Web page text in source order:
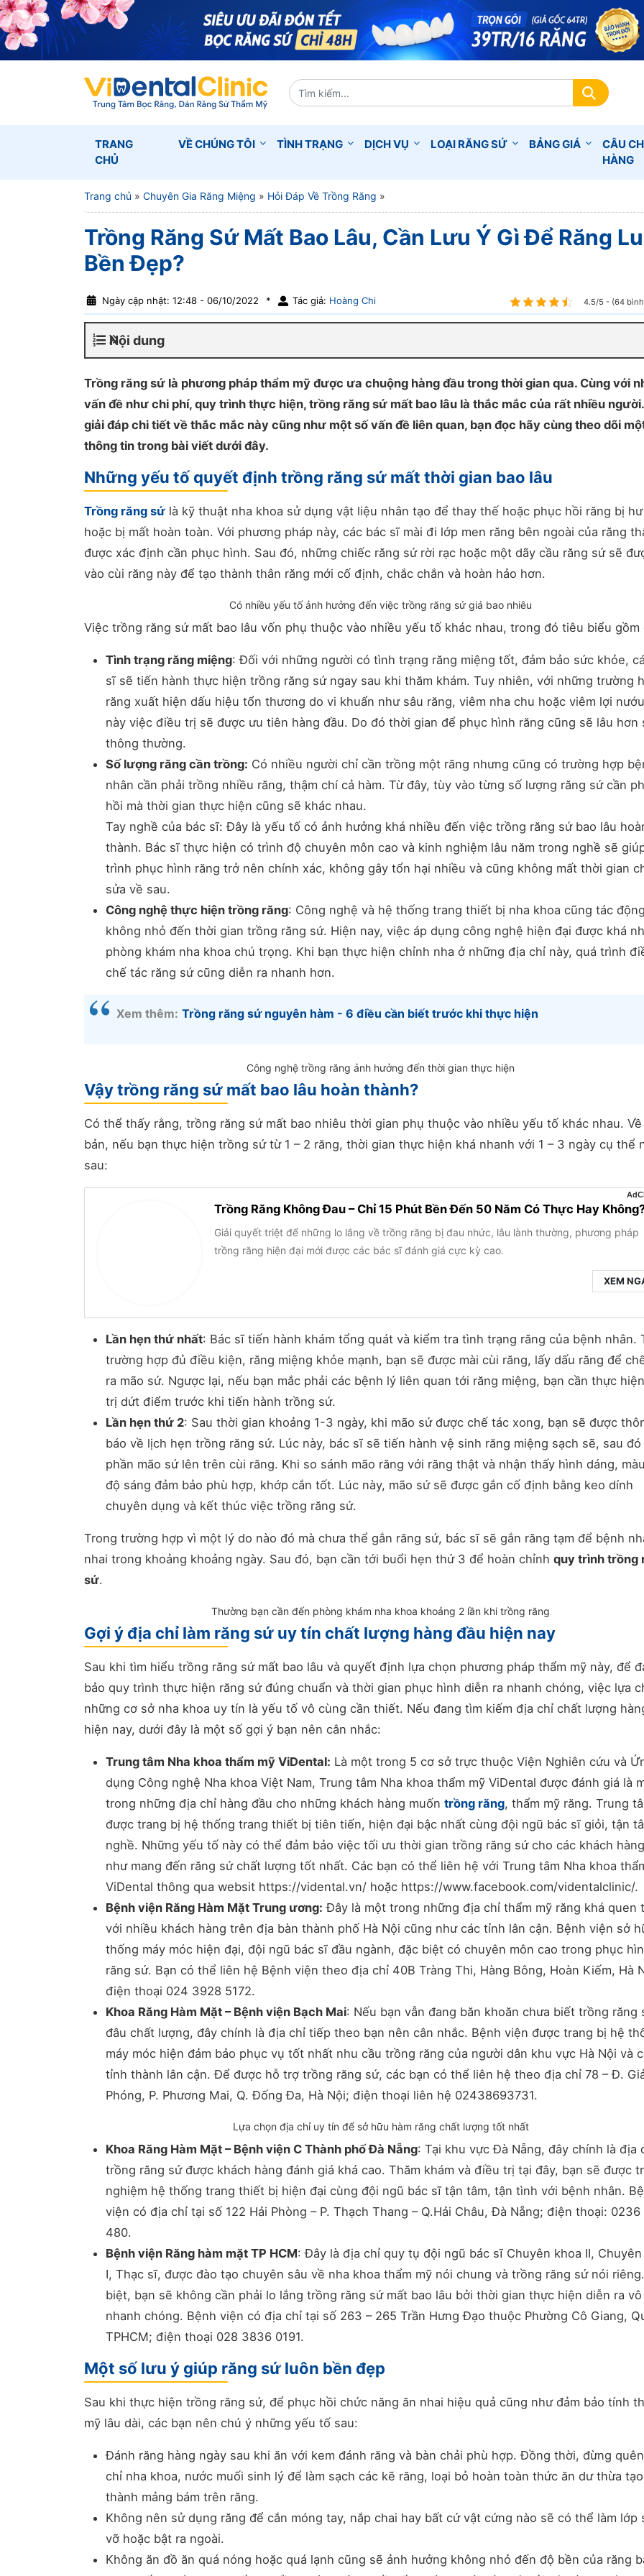
TRANG
CHỦ
VỀ CHÚNG TÔI TÌNH TRẠNG DỊCH VỤ LOẠI RĂNG SỨ BẢNG GIÁ
CÂU
HÀNG
Trang chủ » Chuyên Gia Răng Miệng » Hỏi Đáp Về Trồng Răng »
Trồng Răng Sứ Mất Bao Lâu, Cần Lưu Ý Gì Để Răng
Bền Đẹp?
Ngày cập nhật: 12:48 - 06/10/2022 * Tác giả: Hoàng Chi 4.5/5 - (64
Nội dung
Trồng răng sứ là phương pháp thẩm mỹ được ưa chuộng hàng đầu trong thời gian qua. Cùng với
vấn đề như chi phí, quy trình thực hiện, trồng răng sứ mất bao lâu là thắc mắc của rất nhiều
giải đáp chi tiết về thắc mắc này cũng như một số vấn đề liên quan, bạn đọc hãy cùng theo dõi
thông tin trong bài viết dưới đây.
Những yếu tố quyết định trồng răng sứ mất thời gian bao lâu
Trồng răng sứ là kỹ thuật nha khoa sử dụng vật liệu nhân tạo để thay thế hoặc phục hồi răng bị
hoặc bị mất hoàn toàn. Với phương pháp này, các bác sĩ mài đi lớp men răng bên ngoài của răng
được xác định cần phục hình. Sau đó, những chiếc răng sứ rời rạc hoặc một dãy cầu răng sứ sẽ
vào cùi răng này để tạo thành thân răng mới cố định, chắc chắn và hoàn hảo hơn.
Có nhiều yếu tố ảnh hưởng đến việc trồng răng sứ giá bao nhiêu
Việc trồng răng sứ mất bao lâu vốn phụ thuộc vào nhiều yếu tố khác nhau, trong đó tiêu biểu gồm
Tình trạng răng miệng: Đối với những người có tình trạng răng miệng tốt, đảm bảo sức khỏe,
sĩ sẽ tiến hành thực hiện trồng răng sứ ngay sau khi thăm khám. Tuy nhiên, với những trường
răng xuất hiện dấu hiệu tổn thương do vi khuẩn như sâu răng, viêm nha chu hoặc viêm lợi
này việc điều trị sẽ được ưu tiên hàng đầu. Do đó thời gian để phục hình răng cũng sẽ lâu hơn
thông thường.
Số lượng răng cần trồng: Có nhiều người chỉ cần trồng một răng nhưng cũng có trường hợp
nhân cần phải trồng nhiều răng, thậm chí cả hàm. Từ đây, tùy vào từng số lượng răng sứ cần
hồi mà thời gian thực hiện cũng sẽ khác nhau.
Tay nghề của bác sĩ: Đây là yếu tố có ảnh hưởng khá nhiều đến việc trồng răng sứ bao lâu
thành. Bác sĩ thực hiện có trình độ chuyên môn cao và kinh nghiệm lâu năm trong nghề sẽ
trình phục hình răng trở nên chính xác, không gây tổn hại nhiều và cũng không mất thời gian
sửa về sau.
Công nghệ thực hiện trồng răng: Công nghệ và hệ thống trang thiết bị nha khoa cũng tác động
không nhỏ đến thời gian trồng răng sứ. Hiện nay, việc áp dụng công nghệ hiện đại được khá
phòng khám nha khoa chú trọng. Khi bạn thực hiện chỉnh nha ở những địa chỉ này, quá trình
chế tác răng sứ cũng diễn ra nhanh hơn.
Xem thêm: Trồng răng sứ nguyên hàm - 6 điều cần biết trước khi thực hiện
Công nghệ trồng răng ảnh hưởng đến thời gian thực hiện
Vậy trồng răng sứ mất bao lâu hoàn thành?
Có thể thấy rằng, trồng răng sứ mất bao nhiêu thời gian phụ thuộc vào nhiều yếu tố khác nhau.
bản, nếu bạn thực hiện trồng sứ từ 1 – 2 răng, thời gian thực hiện khá nhanh với 1 – 3 ngày cụ thể
sau:
Trồng Răng Không Đau – Chỉ 15 Phút Bền Đến 50 Năm Có Thực Hay
Giải quyết triệt để những lo lắng về trồng răng bị đau nhức, lâu lành thường, phương pháp
trồng răng hiện đại mới được các bác sĩ đánh giá cực kỳ cao.
XEM
Lần hẹn thứ nhất: Bác sĩ tiến hành khám tổng quát và kiểm tra tình trạng răng của bệnh nhân.
trường hợp đủ điều kiện, răng miệng khỏe mạnh, bạn sẽ được mài cùi răng, lấy dấu răng để
ra mão sứ. Ngược lại, nếu bạn mắc phải các bệnh lý liên quan tới răng miệng, bạn cần thực
trị dứt điểm trước khi tiến hành trồng sứ.
Lần hẹn thứ 2: Sau thời gian khoảng 1-3 ngày, khi mão sứ được chế tác xong, bạn sẽ được
báo về lịch hẹn trồng răng sứ. Lúc này, bác sĩ sẽ tiến hành vệ sinh răng miệng sạch sẽ, sau
phần mão sứ lên trên cùi răng. Khi so sánh mão răng với răng thật và nhận thấy hình dáng,
độ sáng đảm bảo phù hợp, khớp cắn tốt. Lúc này, mão sứ sẽ được gắn cố định bằng keo dính
chuyên dụng và kết thúc việc trồng răng sứ.
Trong trường hợp vì một lý do nào đó mà chưa thể gắn răng sứ, bác sĩ sẽ gắn răng tạm để bệnh
nhai trong khoảng khoảng ngày. Sau đó, bạn cần tới buổi hẹn thứ 3 để hoàn chỉnh quy trình trồng
sứ.
Thường bạn cần đến phòng khám nha khoa khoảng 2 lần khi trồng răng
Gợi ý địa chỉ làm răng sứ uy tín chất lượng hàng đầu hiện nay
Sau khi tìm hiểu trồng răng sứ mất bao lâu và quyết định lựa chọn phương pháp thẩm mỹ này, để
bảo quy trình thực hiện răng sứ đúng chuẩn và thời gian phục hình diễn ra nhanh chóng, việc lựa
những cơ sở nha khoa uy tín là yếu tố vô cùng cần thiết. Nếu đang tìm kiếm địa chỉ chất lượng
hiện nay, dưới đây là một số gợi ý bạn nên cân nhắc:
Trung tâm Nha khoa thẩm mỹ ViDental: Là một trong 5 cơ sở trực thuộc Viện Nghiên cứu và
dụng Công nghệ Nha khoa Việt Nam, Trung tâm Nha khoa thẩm mỹ ViDental được đánh giá là
trong những địa chỉ hàng đầu cho những khách hàng muốn trồng răng, thẩm mỹ răng. Trung
được trang bị hệ thống trang thiết bị tiên tiến, hiện đại bậc nhất cùng đội ngũ bác sĩ giỏi, tận
nghề. Những yếu tố này có thể đảm bảo việc tối ưu thời gian trồng răng sứ cho các khách
như mang đến răng sứ chất lượng tốt nhất. Các bạn có thể liên hệ với Trung tâm Nha khoa
ViDental thông qua websit https://vidental.vn/ hoặc https://www.facebook.com/videntalclinic/.
Bệnh viện Răng Hàm Mặt Trung ương: Đây là một trong những địa chỉ thẩm mỹ răng khá quen
với nhiều khách hàng trên địa bàn thành phố Hà Nội cũng như các tỉnh lân cận. Bệnh viện sở
thống máy móc hiện đại, đội ngũ bác sĩ đầu ngành, đặc biệt có chuyên môn cao trong phục
răng sứ. Bạn có thể liên hệ Bệnh viện theo địa chỉ 40B Tràng Thi, Hàng Bông, Hoàn Kiếm, Hà
điện thoại 024 3928 5172.
Khoa Răng Hàm Mặt – Bệnh viện Bạch Mai: Nếu bạn vẫn đang băn khoăn chưa biết trồng răng
đâu chất lượng, đây chính là địa chỉ tiếp theo bạn nên cân nhắc. Bệnh viện được trang bị hệ
máy móc hiện đảm bảo phục vụ tốt nhất nhu cầu trồng răng của người dân khu vực Hà Nội và
tỉnh thành lân cận. Để được hỗ trợ trồng răng sứ, các bạn có thể liên hệ theo địa chỉ 78 – Đ.
Phóng, P. Phương Mai, Q. Đống Đa, Hà Nội; điện thoại liên hệ 02438693731.
Lựa chọn địa chỉ uy tín để sở hữu hàm răng chất lượng tốt nhất
Khoa Răng Hàm Mặt – Bệnh viện C Thành phố Đà Nẵng: Tại khu vực Đà Nẵng, đây chính là địa
trồng răng sứ được khách hàng đánh giá khá cao. Thăm khám và điều trị tại đây, bạn sẽ được
nghiệm hệ thống trang thiết bị hiện đại cùng đội ngũ bác sĩ tận tâm, tận tình với bệnh nhân.
viện có địa chỉ tại số 122 Hải Phòng – P. Thạch Thang – Q.Hải Châu, Đà Nẵng; điện thoại: 0236
480.
Bệnh viện Răng hàm mặt TP HCM: Đây là địa chỉ quy tụ đội ngũ bác sĩ Chuyên khoa II, Chuyên
I, Thạc sĩ, được đào tạo chuyên sâu về nha khoa thẩm mỹ nói chung và trồng răng sứ nói
biệt, bạn sẽ không cần phải lo lắng trồng răng sứ mất bao lâu bởi thời gian thực hiện diễn ra
nhanh chóng. Bệnh viện có địa chỉ tại số 263 – 265 Trần Hưng Đạo thuộc Phường Cô Giang,
TPHCM; điện thoại 028 3836 0191.
Một số lưu ý giúp răng sứ luôn bền đẹp
Sau khi thực hiện trồng răng sứ, để phục hồi chức năng ăn nhai hiệu quả cũng như đảm bảo tính
mỹ lâu dài, các bạn nên chú ý những yếu tố sau:
Đánh răng hàng ngày sau khi ăn với kem đánh răng và bàn chải phù hợp. Đồng thời, đừng
chỉ nha khoa, nước muối sinh lý để làm sạch các kẽ răng, loại bỏ hoàn toàn thức ăn dư thừa tạo
thành mảng bám trên răng.
Không nên sử dụng răng để cắn móng tay, nắp chai hay bất cứ vật cứng nào sẽ có thể làm lớp
vỡ hoặc bật ra ngoài.
Không ăn đồ ăn quá nóng hoặc quá lạnh cũng sẽ ảnh hưởng không nhỏ đến độ bền của răng